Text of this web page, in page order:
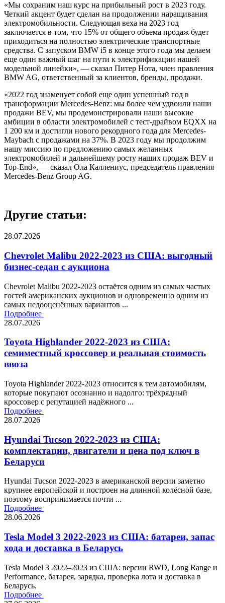
«Мы сохраним наш курс на прибыльный рост в 2023 году.
Четкий акцент будет сделан на продолжении наращивания
электромобильности. Следующая веха на 2023 год
заключается в том, что 15% от общего объема продаж будет
приходиться на полностью электрические транспортные
средства. С запуском BMW i5 в конце этого года мы делаем
еще один важный шаг на пути к электрификации нашей
модельной линейки», — сказал Питер Нота, член правления
BMW AG, ответственный за клиентов, бренды, продажи.
«2022 год знаменует собой еще один успешный год в
трансформации Mercedes-Benz: мы более чем удвоили наши
продажи BEV, мы продемонстрировали наши высокие
амбиции в области электромобилей с тест-драйвом EQXX на
1 200 км и достигли нового рекордного года для Mercedes-
Maybach с продажами на 37%. В 2023 году мы продолжим
нашу миссию по предложению самых желанных
электромобилей и дальнейшему росту наших продаж BEV и
Top-End», — сказал Ола Каллениус, председатель правления
Mercedes-Benz Group AG.
Другие статьи:
28.07.2026
Chevrolet Malibu 2022-2023 из США: выгодный
бизнес-седан с аукциона
Chevrolet Malibu 2022-2023 остаётся одним из самых частых
гостей американских аукционов и одновременно одним из
самых недооценённых вариантов ...
Подробнее
28.07.2026
Toyota Highlander 2022-2023 из США:
семиместный кроссовер и реальная стоимость
ввоза
Toyota Highlander 2022-2023 относится к тем автомобилям,
которые покупают осознанно и надолго: трёхрядный
кроссовер с репутацией надёжного ...
Подробнее
28.07.2026
Hyundai Tucson 2022-2023 из США:
комплектации, двигатели и цена под ключ в
Беларуси
Hyundai Tucson 2022-2023 в американской версии заметно
крупнее европейской и построен на длинной колёсной базе,
поэтому воспринимается почти ...
Подробнее
28.06.2026
Tesla Model 3 2022-2023 из США: батареи, запас
хода и доставка в Беларусь
Tesla Model 3 2022–2023 из США: версии RWD, Long Range и
Performance, батарея, зарядка, проверка лота и доставка в
Беларусь.
Подробнее